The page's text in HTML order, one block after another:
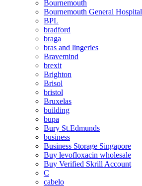
Bournemouth
Bournemouth General Hospital
BPL
bradford
braga
bras and lingeries
Bravemind
brexit
Brighton
Brisol
bristol
Bruxelas
building
bupa
Bury St.Edmunds
business
Business Storage Singapore
Buy levofloxacin wholesale
Buy Verified Skrill Account
C
cabelo